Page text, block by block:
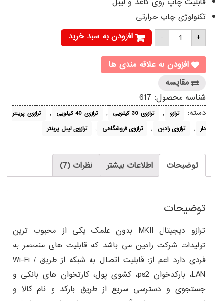
تکنولوژی چاپ حرارتی
- ترازوی
رادین
MKII
عدد
+
افزودن به سبد خرید
افزودن به علاقه مندی ها
مقایسه
شناسه محصول: 617
دسته:
ترازو , ترازوی 30 کیلویی , ترازوی 40 کیلویی ,
ترازوی پرینتر
دار , ترازوی رادین , ترازوی فروشگاهی , ترازوی لیبل پرینتر
توضیحات اطلاعات بیشتر نظرات (7)
توضیحات
ترازو دیجیتال MKII بدون علمک یکی از محبوب ترین
تولیدات شرکت رادین می باشد که قابلیت های منحصر به
فردی دارد اعم از: قابلیت اتصال به شبکه از طریق Wi-Fi /
LAN، بارکدخوان ps2، کشوی پول، کارتخوان های بانکی و
جستجوی و دسترسی سریع از طریق بارکد و نام کالا و